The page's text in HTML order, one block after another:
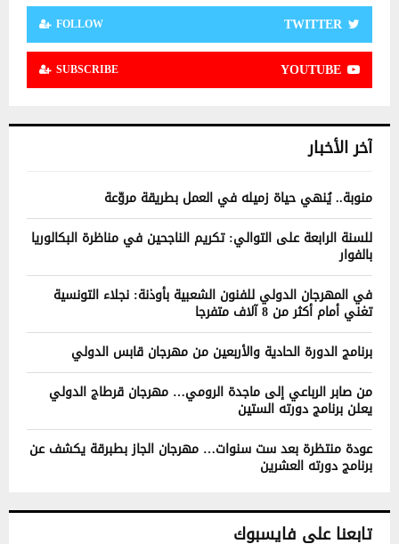
TWITTER
FOLLOW
YOUTUBE
SUBSCRIBE
آخر الأخبار
منوبة.. يُنهي حياة زميله في العمل بطريقة مروّعة
للسنة الرابعة على التوالي: تكريم الناجحين في مناظرة البكالوريا
بالفوار
في المهرجان الدولي للفنون الشعبية بأوذنة: نجلاء التونسية
تغني أمام أكثر من 8 آلاف متفرجا
برنامج الدورة الحادية والأربعين من مهرجان قابس الدولي
من صابر الرباعي إلى ماجدة الرومي… مهرجان قرطاج الدولي
يعلن برنامج دورته الستين
عودة منتظرة بعد ست سنوات… مهرجان الجاز بطبرقة يكشف عن
برنامج دورته العشرين
تابعنا على فايسبوك